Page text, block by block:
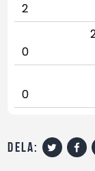
2
0
0
dela: